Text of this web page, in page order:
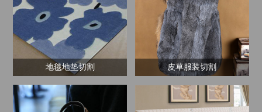
地毯地垫切割 皮草服装切割